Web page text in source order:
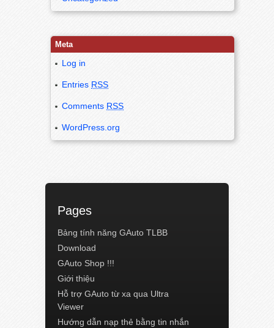
Meta
Log in
Entries RSS
Comments RSS
WordPress.org
Pages
Bảng tính năng GAuto TLBB
Download
GAuto Shop !!!
Giới thiệu
Hỗ trợ GAuto từ xa qua Ultra
Viewer
Hướng dẫn nạp thẻ bằng tin nhắn